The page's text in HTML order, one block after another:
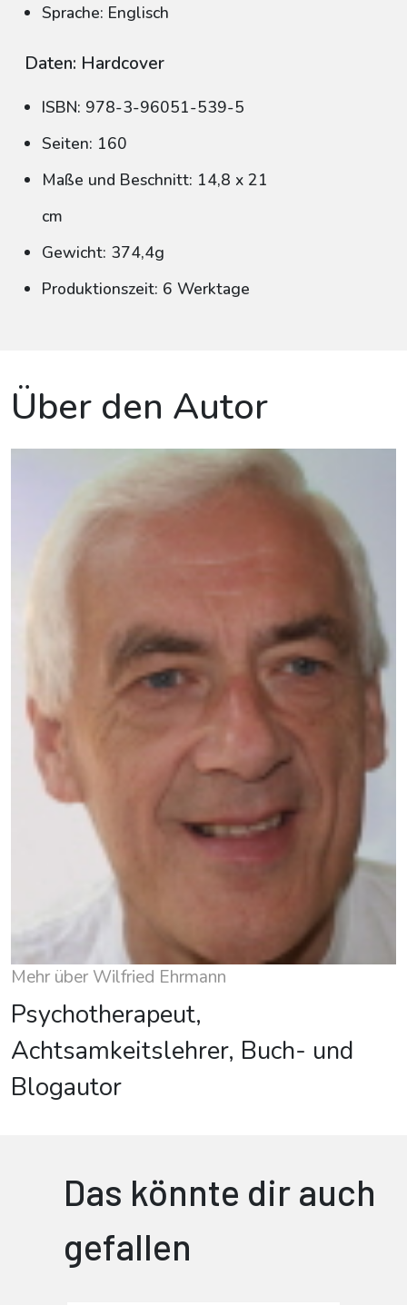
Sprache: Englisch
Daten: Hardcover
ISBN: 978-3-96051-539-5
Seiten: 160
Maße und Beschnitt: 14,8 x 21
cm
Gewicht: 374,4g
Produktionszeit: 6 Werktage
Über den Autor
Mehr über Wilfried Ehrmann
Psychotherapeut,
Achtsamkeitslehrer, Buch- und
Blogautor
Das könnte dir auch
gefallen